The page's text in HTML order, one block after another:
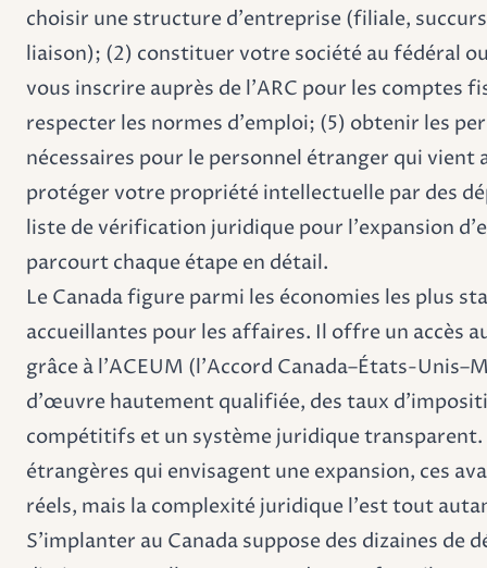
choisir une structure d'entreprise (filiale,
liaison); (2) constituer votre société au fédéral
vous inscrire auprès de l'ARC pour les comptes
respecter les normes d'emploi; (5) obtenir les
nécessaires pour le personnel étranger qui vient
protéger votre propriété intellectuelle par des
liste de vérification juridique pour l'expansion
parcourt chaque étape en détail.
Le Canada figure parmi les économies les plus
accueillantes pour les affaires. Il offre un accès
grâce à l'ACEUM (l'Accord Canada–États-
d'œuvre hautement qualifiée, des taux
compétitifs et un système juridique transparent.
étrangères qui envisagent une expansion, ces
réels, mais la complexité juridique l'est tout
S'implanter au Canada suppose des dizaines de